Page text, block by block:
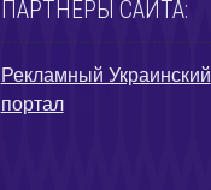
ПАРТНЕРЫ САЙТА:
Рекламный Украинский
портал